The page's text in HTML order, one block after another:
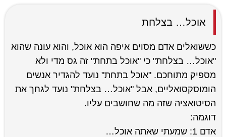
אוכל… בצלחת
כששואלים אדם מסוים איפה הוא אוכל, והוא עונה שהוא
"אוכל… בצלחת" כי "אוכל בתחת" זה גס מדי ולא
מספיק מתוחכם. "אוכל בתחת" נועד להגדיר אנשים
הומוסקסואליים, אבל "אוכל… בצלחת" נועד לגחך את
הסיטואציה שזה מה שחושבים עליו.
דוגמה:
אדם 1: שמעתי שאתה אוכל…